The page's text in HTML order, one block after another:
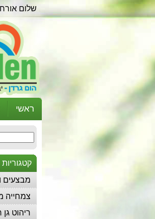
שלום
ראשי
קטגוריות
מבצעים
צמחייה
ריהוט גן